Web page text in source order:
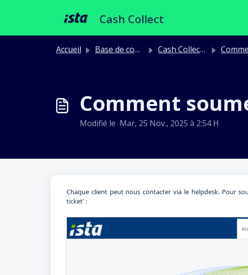
Cash Collect
Accueil Base de connaissances Cash Collect Général Commencez avec le
Comment
Modifié le Mar, 25 Nov., 2025 à 2:54 H
Chaque client peut nous contacter via le helpdesk. Pour
ticket' :